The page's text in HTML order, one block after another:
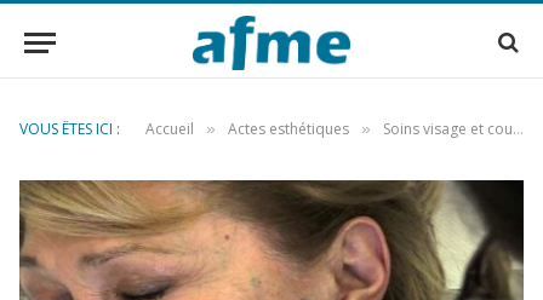
VOUS ÊTES ICI : Accueil » Actes esthétiques » Soins visage et cou